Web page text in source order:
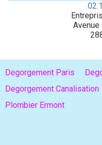
Avenue
Degorgement Paris
Degorgement Canalisation
Plombier Ermont